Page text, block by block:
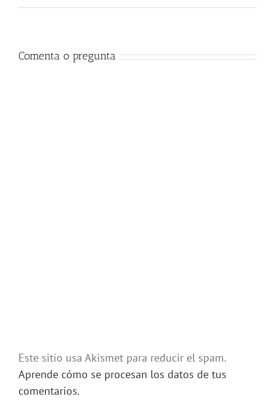
Comenta o pregunta
Este sitio usa Akismet para reducir el spam.
Aprende cómo se procesan los datos de tus
comentarios.